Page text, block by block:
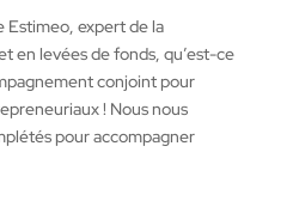
expert de la
en levées de fonds, qu’est-ce
conjoint pour
! Nous nous
pour accompagner